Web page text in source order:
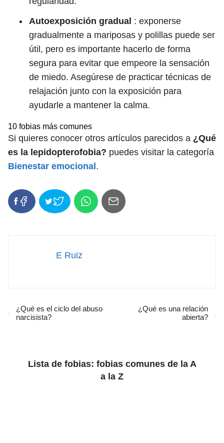
Autoexposición gradual : exponerse
gradualmente a mariposas y polillas puede ser
útil, pero es importante hacerlo de forma
segura para evitar que empeore la sensación
de miedo. Asegúrese de practicar técnicas de
relajación junto con la exposición para
ayudarle a mantener la calma.
10 fobias más comunes
Si quieres conocer otros artículos parecidos a ¿Qué
es la lepidopterofobia? puedes visitar la categoría
Bienestar emocional .
E Ruiz
¿Qué es el ciclo del abuso
narcisista?
¿Qué es una relación
abierta?
Lista de fobias: fobias comunes de la A
a la Z